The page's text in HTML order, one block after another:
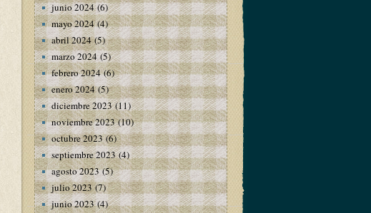
junio 2024(6)
mayo 2024(4)
abril 2024(5)
marzo 2024(5)
febrero 2024(6)
enero 2024(5)
diciembre 2023(11)
noviembre 2023(10)
octubre 2023(6)
septiembre 2023(4)
agosto 2023(5)
julio 2023(7)
junio 2023(4)